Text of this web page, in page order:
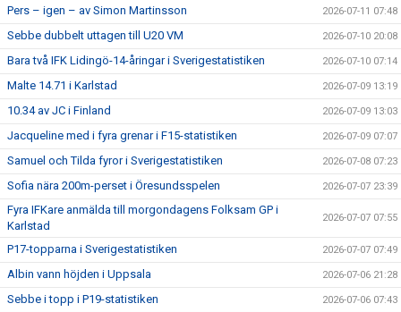
Pers – igen – av Simon Martinsson 2026-07-11 07:48
Sebbe dubbelt uttagen till U20 VM 2026-07-10 20:08
Bara två IFK Lidingö-14-åringar i Sverigestatistiken 2026-07-10 07:14
Malte 14.71 i Karlstad 2026-07-09 13:19
10.34 av JC i Finland 2026-07-09 13:03
Jacqueline med i fyra grenar i F15-statistiken 2026-07-09 07:07
Samuel och Tilda fyror i Sverigestatistiken 2026-07-08 07:23
Sofia nära 200m-perset i Öresundsspelen 2026-07-07 23:39
Fyra IFKare anmälda till morgondagens Folksam GP i
Karlstad
2026-07-07 07:55
P17-topparna i Sverigestatistiken 2026-07-07 07:49
Albin vann höjden i Uppsala 2026-07-06 21:28
Sebbe i topp i P19-statistiken 2026-07-06 07:43